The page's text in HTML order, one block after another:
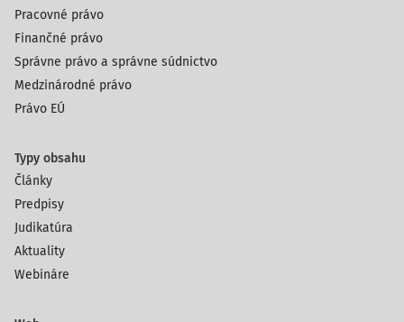
Pracovné právo
Finančné právo
Správne právo a správne súdnictvo
Medzinárodné právo
Právo EÚ
Typy obsahu
Články
Predpisy
Judikatúra
Aktuality
Webináre